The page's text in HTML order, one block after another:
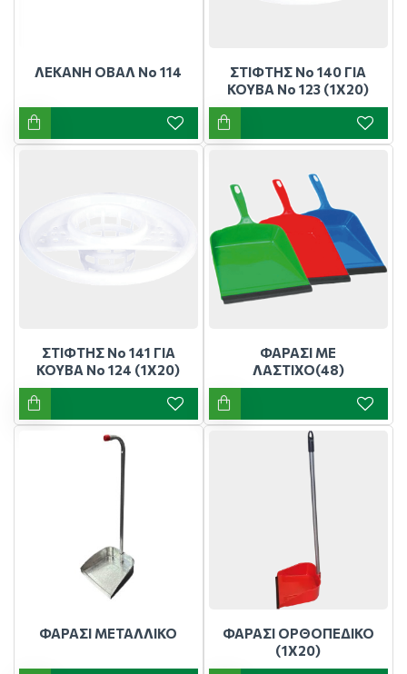
ΛΕΚΑΝΗ ΟΒΑΛ Νο 114
ΣΤΙΦΤΗΣ Νο 140 ΓΙΑ
ΚΟΥΒΑ Νο 123 (1Χ20)
ΣΤΙΦΤΗΣ Νο 141 ΓΙΑ
ΚΟΥΒΑ Νο 124 (1Χ20)
ΦΑΡΑΣΙ ΜΕ
ΛΑΣΤΙΧΟ(48)
ΦΑΡΑΣΙ ΜΕΤΑΛΛΙΚΟ
ΦΑΡΑΣΙ ΟΡΘΟΠΕΔΙΚΟ
(1Χ20)